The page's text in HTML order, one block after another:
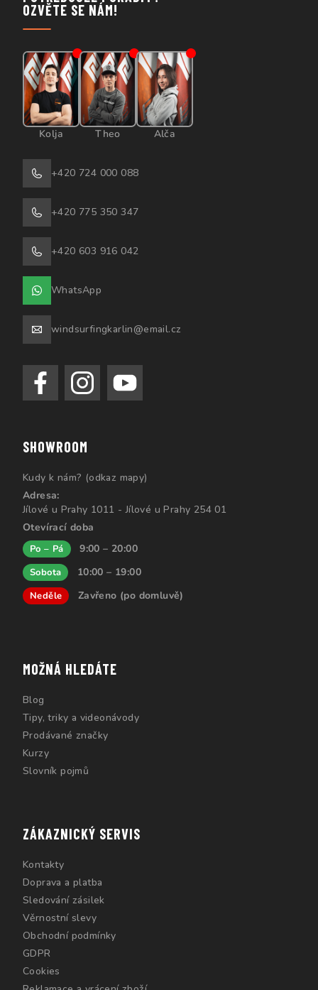
OZVĚTE SE NÁM!
Kolja Theo Alča
+420 724 000 088
+420 775 350 347
+420 603 916 042
WhatsApp
windsurfingkarlin@email.cz
SHOWROOM
Kudy k nám? (odkaz mapy)
Adresa:
Jílové u Prahy 1011 - Jílové u Prahy 254 01
Otevírací doba
Po – Pá 9:00 – 20:00
Sobota 10:00 – 19:00
Neděle Zavřeno (po domluvě)
MOŽNÁ HLEDÁTE
Blog
Tipy, triky a videonávody
Prodávané značky
Kurzy
Slovník pojmů
ZÁKAZNICKÝ SERVIS
Kontakty
Doprava a platba
Sledování zásilek
Věrnostní slevy
Obchodní podmínky
GDPR
Cookies